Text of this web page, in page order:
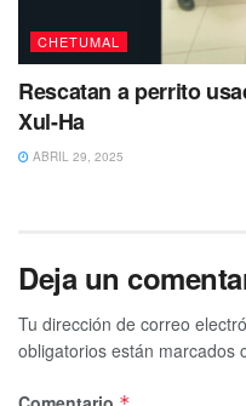
CHETUMAL
Rescatan a perrito
Xul-Ha
ABRIL 29, 2025
Deja un
Tu dirección de correo
obligatorios están marcados